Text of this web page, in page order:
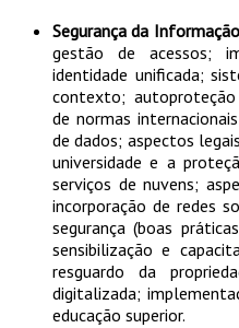
Segurança da
gestão de acessos;
identidade unificada;
contexto; autoproteção
de normas
de dados; aspectos
universidade e a
serviços de nuvens;
incorporação de redes
segurança (boas
sensibilização e
resguardo da
digitalizada;
educação superior.